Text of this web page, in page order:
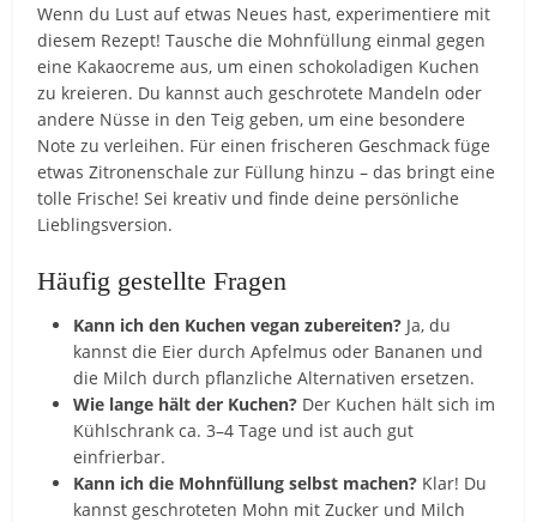
Wenn du Lust auf etwas Neues hast, experimentiere mit
diesem Rezept! Tausche die Mohnfüllung einmal gegen
eine Kakaocreme aus, um einen schokoladigen Kuchen
zu kreieren. Du kannst auch geschrotete Mandeln oder
andere Nüsse in den Teig geben, um eine besondere
Note zu verleihen. Für einen frischeren Geschmack füge
etwas Zitronenschale zur Füllung hinzu – das bringt eine
tolle Frische! Sei kreativ und finde deine persönliche
Lieblingsversion.
Häufig gestellte Fragen
Kann ich den Kuchen vegan zubereiten? Ja, du
kannst die Eier durch Apfelmus oder Bananen und
die Milch durch pflanzliche Alternativen ersetzen.
Wie lange hält der Kuchen? Der Kuchen hält sich im
Kühlschrank ca. 3–4 Tage und ist auch gut
einfrierbar.
Kann ich die Mohnfüllung selbst machen? Klar! Du
kannst geschroteten Mohn mit Zucker und Milch